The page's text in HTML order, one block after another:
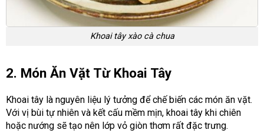
Khoai tây xào cà chua
2. Món Ăn Vặt Từ Khoai Tây
Khoai tây là nguyên liệu lý tưởng để chế biến các món ăn vặt.
Với vị bùi tự nhiên và kết cấu mềm mịn, khoai tây khi chiên
hoặc nướng sẽ tạo nên lớp vỏ giòn thơm rất đặc trưng.